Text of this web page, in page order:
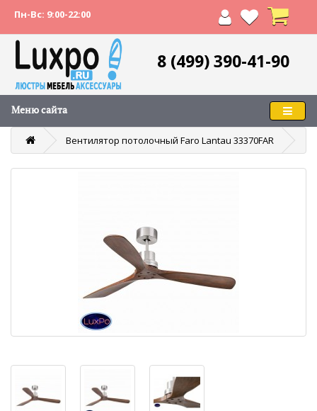
Пн-Вс: 9:00-22:00
8 (499) 390-41-90
Меню сайта
Вентилятор потолочный Faro Lantau 33370FAR